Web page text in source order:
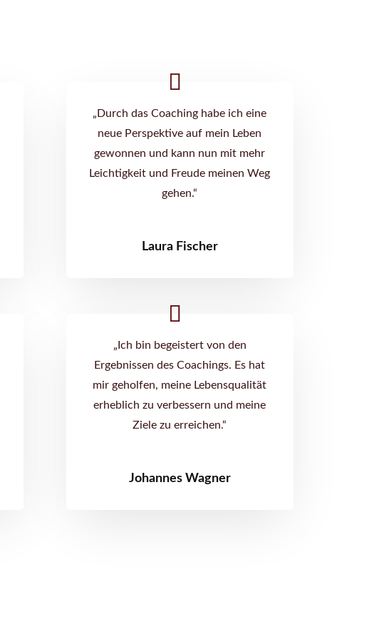
„Durch das Coaching habe ich eine
neue Perspektive auf mein Leben
gewonnen und kann nun mit mehr
Leichtigkeit und Freude meinen Weg
gehen.“
Laura Fischer
„Ich bin begeistert von den
Ergebnissen des Coachings. Es hat
mir geholfen, meine Lebensqualität
erheblich zu verbessern und meine
Ziele zu erreichen.“
Johannes Wagner